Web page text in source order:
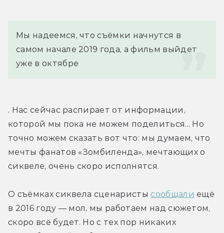
Мы надеемся, что съёмки начнутся в
самом начале 2019 года, а фильм выйдет
уже в октябре
. Нас сейчас распирает от информации,
которой мы пока не можем поделиться... Но
точно можем сказать вот что: мы думаем, что
мечты фанатов «Зомбиленда», мечтающих о
сиквеле, очень скоро исполнятся.
О съёмках сиквела сценаристы сообщали ещё
в 2016 году — мол, мы работаем над сюжетом,
скоро всё будет. Но с тех пор никаких